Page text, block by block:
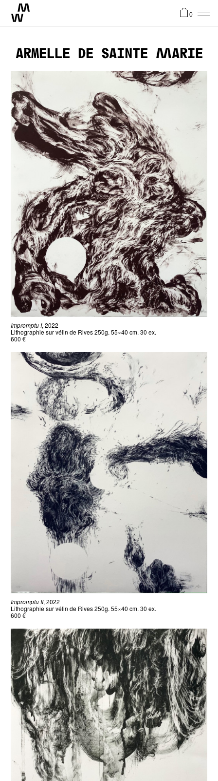
Artistes
Atelier
Stories
Contact
EN
0
Armelle de Sainte Marie
Impromptu I, 2022
Lithographie sur vélin de Rives 250g. 55×40 cm. 30 ex.
600 €
Impromptu II, 2022
Lithographie sur vélin de Rives 250g. 55×40 cm. 30 ex.
600 €